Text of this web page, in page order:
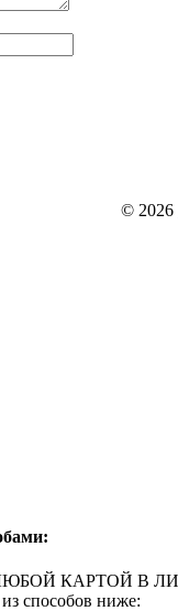
© 2026
В ЛИЧНОМ
способов ниже: